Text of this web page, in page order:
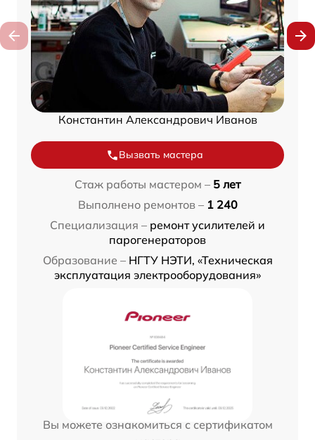
Константин Александрович Иванов
Вызвать мастера
Стаж работы мастером – 5 лет
Выполнено ремонтов – 1 240
Специализация – ремонт усилителей и
парогенераторов
Образование – НГТУ НЭТИ, «Техническая
эксплуатация электрооборудования»
Вы можете ознакомиться с сертификатом